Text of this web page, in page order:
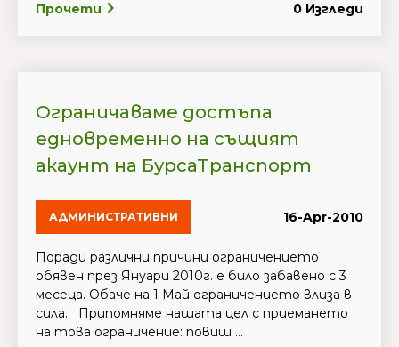
Прочети 0 Изгледи
Ограничаваме достъпа
едновременно на същият
акаунт на БурсаТранспорт
АДМИНИСТРАТИВНИ 16-Apr-2010
Поради различни причини ограничението
обявен през Януари 2010г. е било забавено с 3
месеца. Обаче на 1 Май ограничението влиза в
сила. Припомняме нашата цел с приемането
на това ограничение: повиш ...